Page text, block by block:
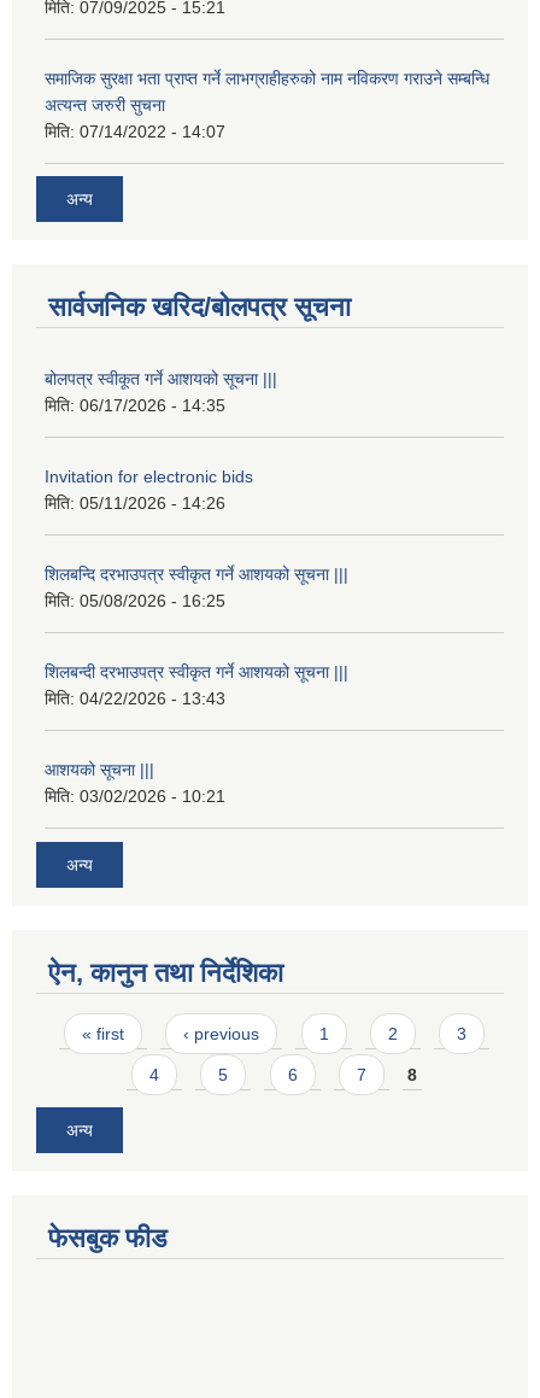
मिति: 07/09/2025 - 15:21
समाजिक सुरक्षा भता प्राप्त गर्ने लाभग्राहीहरुको नाम नविकरण गराउने सम्बन्धि
अत्यन्त जरुरी सुचना
मिति: 07/14/2022 - 14:07
अन्य
सार्वजनिक खरिद/बोलपत्र सूचना
बोलपत्र स्वीकूत गर्ने आशयको सूचना |||
मिति: 06/17/2026 - 14:35
Invitation for electronic bids
मिति: 05/11/2026 - 14:26
शिलबन्दि दरभाउपत्र स्वीकृत गर्ने आशयको सूचना |||
मिति: 05/08/2026 - 16:25
शिलबन्दी दरभाउपत्र स्वीकृत गर्ने आशयको सूचना |||
मिति: 04/22/2026 - 13:43
आशयको सूचना |||
मिति: 03/02/2026 - 10:21
अन्य
ऐन, कानुन तथा निर्देशिका
Pages
« first ‹ previous 1 2 3
4 5 6 7 8
अन्य
फेसबुक फीड